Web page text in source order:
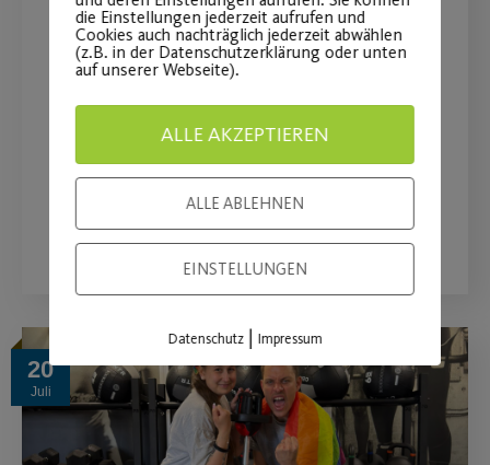
Kostenloses Kursangebot in
Schniegling
Plätze frei ab Mi. 16.09. - immer von
WEITERLESEN
20
Juli
die Einstellungen jederzeit aufrufen und
Cookies auch nachträglich jederzeit abwählen
(z.B. in der Datenschutzerklärung oder unten
auf unserer Webseite).
ALLE AKZEPTIEREN
ALLE ABLEHNEN
EINSTELLUNGEN
Datenschutz| Impressum